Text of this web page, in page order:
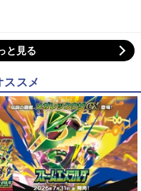
と見る
ススメ